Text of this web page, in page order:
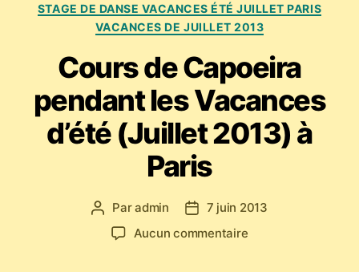
STAGE DE DANSE VACANCES ÉTÉ JUILLET PARIS
VACANCES DE JUILLET 2013
Cours de Capoeira
pendant les Vacances
d’été (Juillet 2013) à
Paris
Auteur
l’article
Paradmin
Date7 juin 2013
Aucun commentairesur